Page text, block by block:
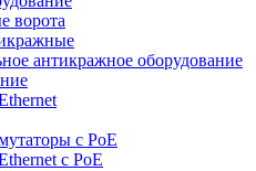
ворота
антикражное оборудование
с РоЕ
с PoE